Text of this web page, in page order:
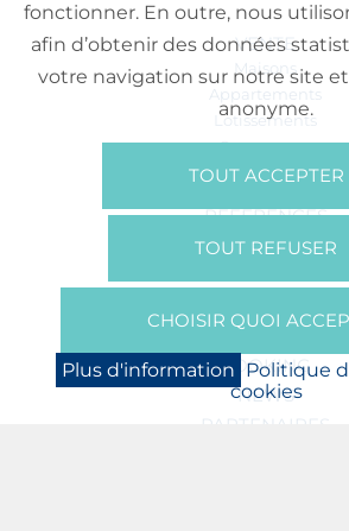
VENTE
Maisons
Appartements
Lotissements
Commerces
Bureaux
RÉFÉRENCES
SUR NOUS
Presse
BOOKING
NEWS
PARTENAIRES
fonctionner. En outre, nous
afin d’obtenir des données
votre navigation sur notre site
anonyme.
TOUT ACCEPTER
TOUT REFUSER
CHOISIR QUOI
Plus d'information Politique
cookies